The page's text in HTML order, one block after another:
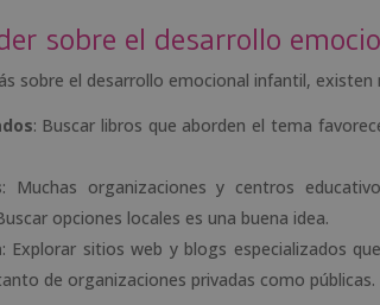
sobre el desarrollo
sobre el desarrollo emocional infantil,
: Buscar libros que aborden el tema
: Muchas organizaciones y centros
opciones locales es una buena idea.
: Explorar sitios web y blogs especializados
de organizaciones privadas como públicas.